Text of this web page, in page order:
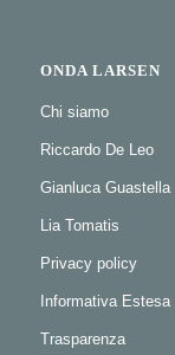
ONDA LARSEN
Chi siamo
Riccardo De Leo
Gianluca Guastella
Lia Tomatis
Privacy policy
Informativa
Trasparenza